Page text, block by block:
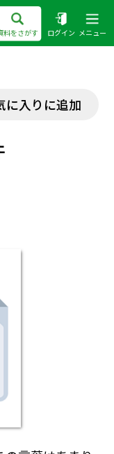
料をさがす ログイン メニュー
に入りに追加